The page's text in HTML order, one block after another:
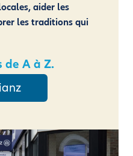
aider les
les traditions qui
de A à Z.